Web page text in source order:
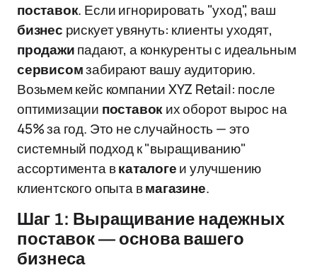
поставок. Если игнорировать "уход", ваш
бизнес рискует увянуть: клиенты уходят,
продажипадают, а конкуренты с идеальным
сервисомзабирают вашу аудиторию.
Возьмем кейс компании XYZ Retail: после
оптимизации поставоких оборот вырос на
45% за год. Это не случайность — это
системный подход к "выращиванию"
ассортимента вкаталогеи улучшению
клиентского опыта вмагазине.
Шаг 1: Выращивание надежных
поставок — основа вашего
бизнеса